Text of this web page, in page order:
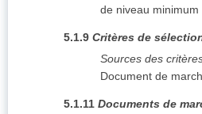
de niveau minimum
5.1.9 Critères de
Sources des
Document de
5.1.11 Documents de